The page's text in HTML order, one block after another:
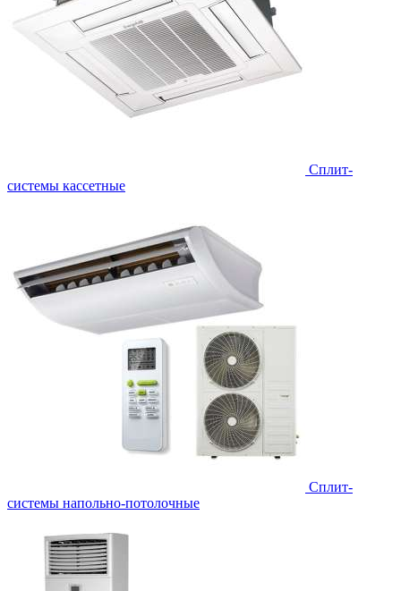
Сплит-
системы кассетные
Сплит-
системы напольно-потолочные